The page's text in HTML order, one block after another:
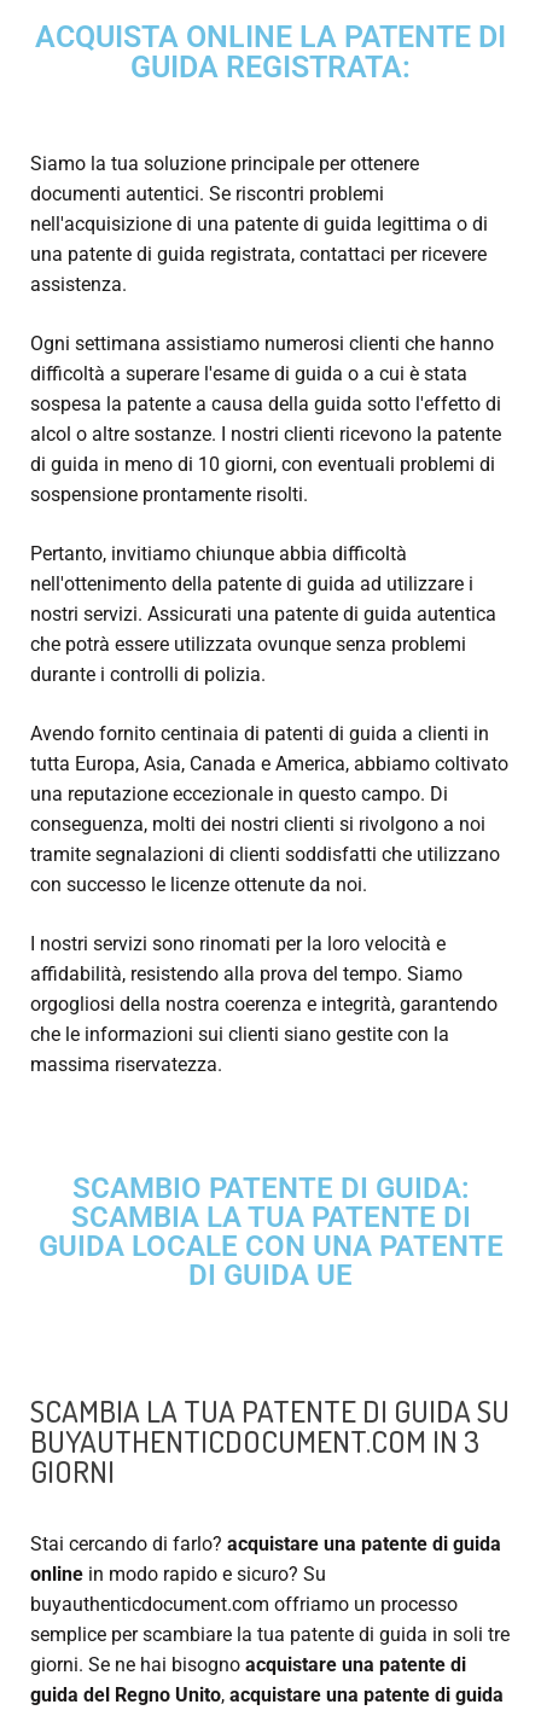
ACQUISTA ONLINE LA PATENTE DI
GUIDA REGISTRATA:
Siamo la tua soluzione principale per ottenere
documenti autentici. Se riscontri problemi
nell'acquisizione di una patente di guida legittima o di
una patente di guida registrata, contattaci per ricevere
assistenza.
Ogni settimana assistiamo numerosi clienti che hanno
difficoltà a superare l'esame di guida o a cui è stata
sospesa la patente a causa della guida sotto l'effetto di
alcol o altre sostanze. I nostri clienti ricevono la patente
di guida in meno di 10 giorni, con eventuali problemi di
sospensione prontamente risolti.
Pertanto, invitiamo chiunque abbia difficoltà
nell'ottenimento della patente di guida ad utilizzare i
nostri servizi. Assicurati una patente di guida autentica
che potrà essere utilizzata ovunque senza problemi
durante i controlli di polizia.
Avendo fornito centinaia di patenti di guida a clienti in
tutta Europa, Asia, Canada e America, abbiamo coltivato
una reputazione eccezionale in questo campo. Di
conseguenza, molti dei nostri clienti si rivolgono a noi
tramite segnalazioni di clienti soddisfatti che utilizzano
con successo le licenze ottenute da noi.
I nostri servizi sono rinomati per la loro velocità e
affidabilità, resistendo alla prova del tempo. Siamo
orgogliosi della nostra coerenza e integrità, garantendo
che le informazioni sui clienti siano gestite con la
massima riservatezza.
SCAMBIO PATENTE DI GUIDA:
SCAMBIA LA TUA PATENTE DI
GUIDA LOCALE CON UNA PATENTE
DI GUIDA UE
SCAMBIA LA TUA PATENTE DI GUIDA SU
BUYAUTHENTICDOCUMENT.COM IN 3
GIORNI
Stai cercando di farlo? acquistare una patente di guida
online in modo rapido e sicuro? Su
buyauthenticdocument.com offriamo un processo
semplice per scambiare la tua patente di guida in soli tre
giorni. Se ne hai bisogno acquistare una patente di
guida del Regno Unito, acquistare una patente di guida